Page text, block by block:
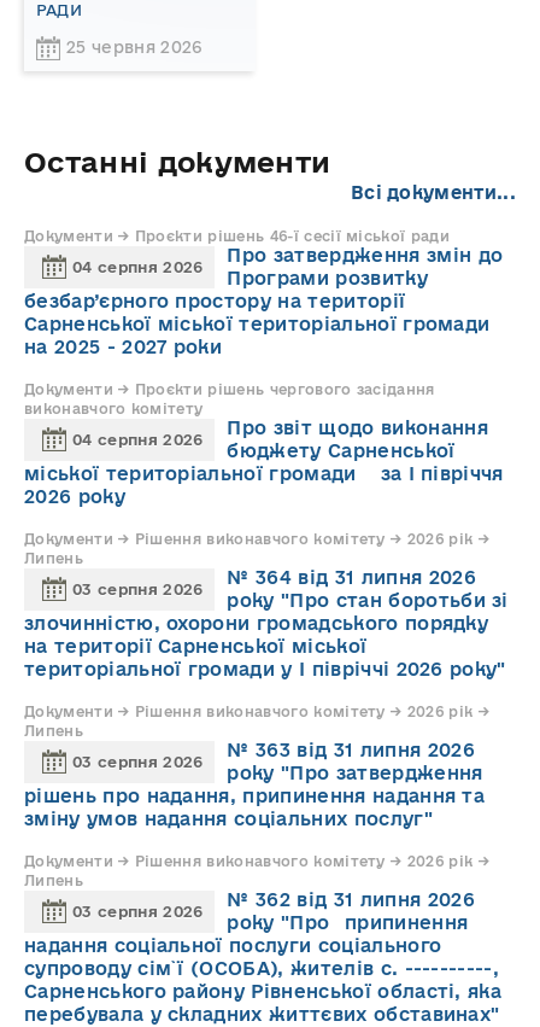
РАДИ
25 червня 2026
Останні документи
Всі документи...
Документи → Проєкти рішень 46-ї сесії міської ради
04 серпня 2026
Про затвердження змін до
Програми розвитку
безбар’єрного простору на території
Сарненської міської територіальної громади
на 2025 - 2027 роки
Документи → Проєкти рішень чергового засідання
виконавчого комітету
04 серпня 2026
Про звіт щодо виконання
бюджету Сарненської
міської територіальної громади за І півріччя
2026 року
Документи → Рішення виконавчого комітету → 2026 рік →
Липень
03 серпня 2026
№ 364 від 31 липня 2026
року "Про стан боротьби зі
злочинністю, охорони громадського порядку
на території Сарненської міської
територіальної громади у І півріччі 2026 року"
Документи → Рішення виконавчого комітету → 2026 рік →
Липень
03 серпня 2026
№ 363 від 31 липня 2026
року "Про затвердження
рішень про надання, припинення надання та
зміну умов надання соціальних послуг"
Документи → Рішення виконавчого комітету → 2026 рік →
Липень
03 серпня 2026
№ 362 від 31 липня 2026
року "Про припинення
надання соціальної послуги соціального
супроводу cім`ї (ОСОБА), жителів с. ----------,
Сарненського району Рівненської області, яка
перебувала у складних життєвих обставинах"